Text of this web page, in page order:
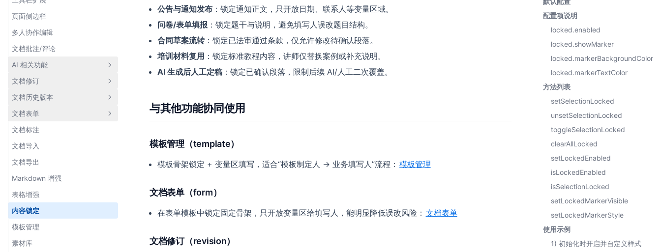
页面配置
文档配置
ECharts 图表配置
Web 页面配置
文档模板配置
CDN 配置
分享配置
Diagrams 图表配置
用户配置
相关用户配置
文件上传配置
功能及扩展配置
本地化语言配置
主题配置
外观配置
方法配置
多语言支持
主题定制
插槽列表
组件列表
基础介绍
菜单按钮
文字提示
对话框
消息提醒
自定义扩展
基础介绍
内置扩展列表
编写自定义扩展
文档配置
ECharts 图表配置
文档模板配置
CDN 配置
分享配置
用户配置
相关用户配置
文件上传配置
功能及扩展配置
本地化语言配置
主题配置
方法配置
服务配置
在线协作
文档批注/评论
文档修订
主题定制
插槽列表
自定义扩展
基础介绍
内置扩展列表
编写自定义扩展
页面侧边栏
多人协作编辑
文档批注/评论
AI 相关功能
AI 能力
AI 智能建议
AI 文档助手
AI 聊天助手
扩展阅读
支持的协议
文档修订
基本介绍
使用场景
快速开始
核心概念
配置项
方法列表
排障指南
文档历史版本
基本介绍
快速开始
配置与方法
排障指南
文档表单
基本介绍
使用场景
快速开始
核心概念
配置项
方法列表
字段设计
排障指南
文档标注
文档导入
文档导出
Markdown 增强
表格增强
内容锁定
模板管理
素材库
配置项说明
locked.enabled
locked.showMarker
locked.markerBackgroundColor
locked.markerTextColor
方法列表
setSelectionLocked
unsetSelectionLocked
toggleSelectionLocked
clearAllLocked
setLockedEnabled
isLockedEnabled
isSelectionLocked
setLockedMarkerVisible
setLockedMarkerStyle
使用示例
1) 初始化时开启并自定义样式
公告与通知发布 ：锁定通知正文，只开放日期、联系人等变量区域。
问卷/表单填报 ：锁定题干与说明，避免填写人误改题目结构。
合同草案流转：锁定已法审通过条款，仅允许修改待确认段落。
培训材料复用 ：锁定标准教程内容，讲师仅替换案例或补充说明。
AI 生成后人工定稿 ：锁定已确认段落，限制后续 AI/人工二次覆盖。
与其他功能协同使用
模板管理（template）
模板骨架锁定 + 变量区填写，适合“模板制定人 → 业务填写人”流程： 模板管理
文档表单（form）
在表单模板中锁定固定骨架，只开放变量区给填写人，能明显降低误改风险： 文档表单
文档修订（revision）